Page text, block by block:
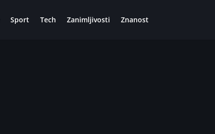
Sport Tech Zanimljivosti Znanost